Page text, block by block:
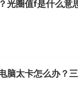
光圈值f是什么意
脑太卡怎么办？